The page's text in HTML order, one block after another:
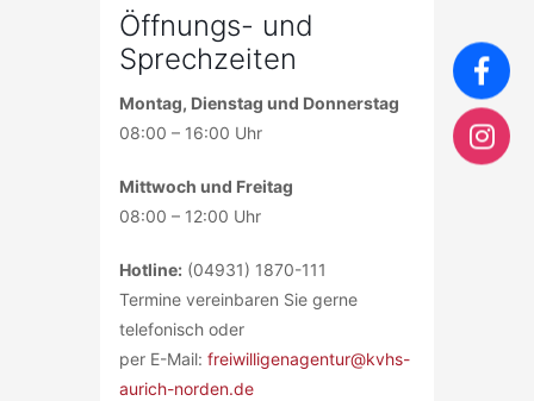
Öffnungs- und
Sprechzeiten
Montag, Dienstag und Donnerstag
08:00 – 16:00 Uhr
Mittwoch und Freitag
08:00 – 12:00 Uhr
Hotline: (04931) 1870-111
Termine vereinbaren Sie gerne
telefonisch oder
per E-Mail: freiwilligenagentur@kvhs-
aurich-norden.de